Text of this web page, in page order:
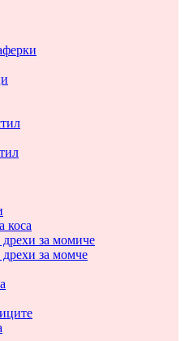
коса
за момиче
за момче